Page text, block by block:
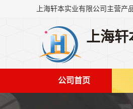
上海轩
公司首页